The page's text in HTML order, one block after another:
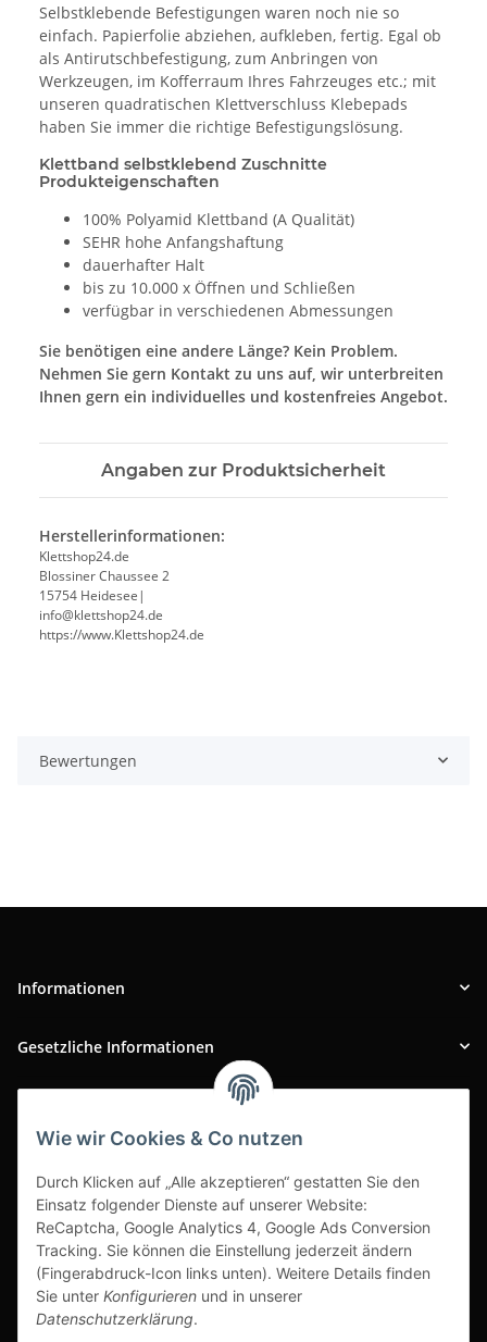
Wie wir Cookies & Co nutzen
Durch Klicken auf „Alle akzeptieren“ gestatten Sie den
Einsatz folgender Dienste auf unserer Website:
ReCaptcha, Google Analytics 4, Google Ads Conversion
Tracking. Sie können die Einstellung jederzeit ändern
(Fingerabdruck-Icon links unten). Weitere Details finden
Sie unter Konfigurieren und in unserer
Datenschutzerklärung.
Selbstklebende Befestigungen waren noch nie so
einfach. Papierfolie abziehen, aufkleben, fertig. Egal ob
als Antirutschbefestigung, zum Anbringen von
Werkzeugen, im Kofferraum Ihres Fahrzeuges etc.; mit
unseren quadratischen Klettverschluss Klebepads
haben Sie immer die richtige Befestigungslösung.
Klettband selbstklebend Zuschnitte
Produkteigenschaften
100% Polyamid Klettband (A Qualität)
SEHR hohe Anfangshaftung
dauerhafter Halt
bis zu 10.000 x Öffnen und Schließen
verfügbar in verschiedenen Abmessungen
Sie benötigen eine andere Länge? Kein Problem.
Nehmen Sie gern Kontakt zu uns auf, wir unterbreiten
Ihnen gern ein individuelles und kostenfreies Angebot.
Angaben zur Produktsicherheit
Herstellerinformationen:
Klettshop24.de
Blossiner Chaussee 2
15754 Heidesee|
info@klettshop24.de
https://www.Klettshop24.de
Bewertungen
Informationen
Gesetzliche Informationen